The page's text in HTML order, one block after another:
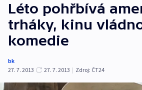
Léto pohřbívá
trháky, kinu
komedie
bk
27. 7. 2013
27. 7. 2013 | Zdroj: ČT24